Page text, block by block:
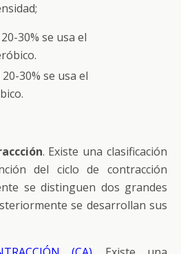
30% se usa el
30% se usa el
. Existe una clasificación
del ciclo de contracción
se distinguen dos grandes
se desarrollan sus